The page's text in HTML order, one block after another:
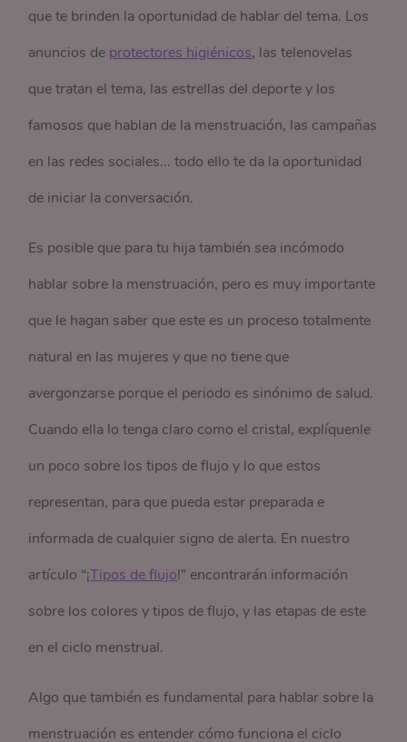
que te brinden la oportunidad de hablar del tema. Los
anuncios de protectores higiénicos, las telenovelas
que tratan el tema, las estrellas del deporte y los
famosos que hablan de la menstruación, las campañas
en las redes sociales... todo ello te da la oportunidad
de iniciar la conversación.
Es posible que para tu hija también sea incómodo
hablar sobre la menstruación, pero es muy importante
que le hagan saber que este es un proceso totalmente
natural en las mujeres y que no tiene que
avergonzarse porque el periodo es sinónimo de salud.
Cuando ella lo tenga claro como el cristal, explíquenle
un poco sobre los tipos de flujo y lo que estos
representan, para que pueda estar preparada e
informada de cualquier signo de alerta. En nuestro
artículo “¡Tipos de flujo!” encontrarán información
sobre los colores y tipos de flujo, y las etapas de este
en el ciclo menstrual.
Algo que también es fundamental para hablar sobre la
menstruación es entender cómo funciona el ciclo